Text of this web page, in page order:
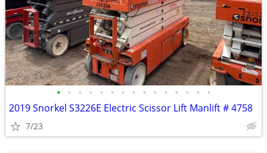
• • • • • • • • • • • • • • •
2019 Snorkel S3226E Electric Scissor Lift Manlift # 4758
7/23